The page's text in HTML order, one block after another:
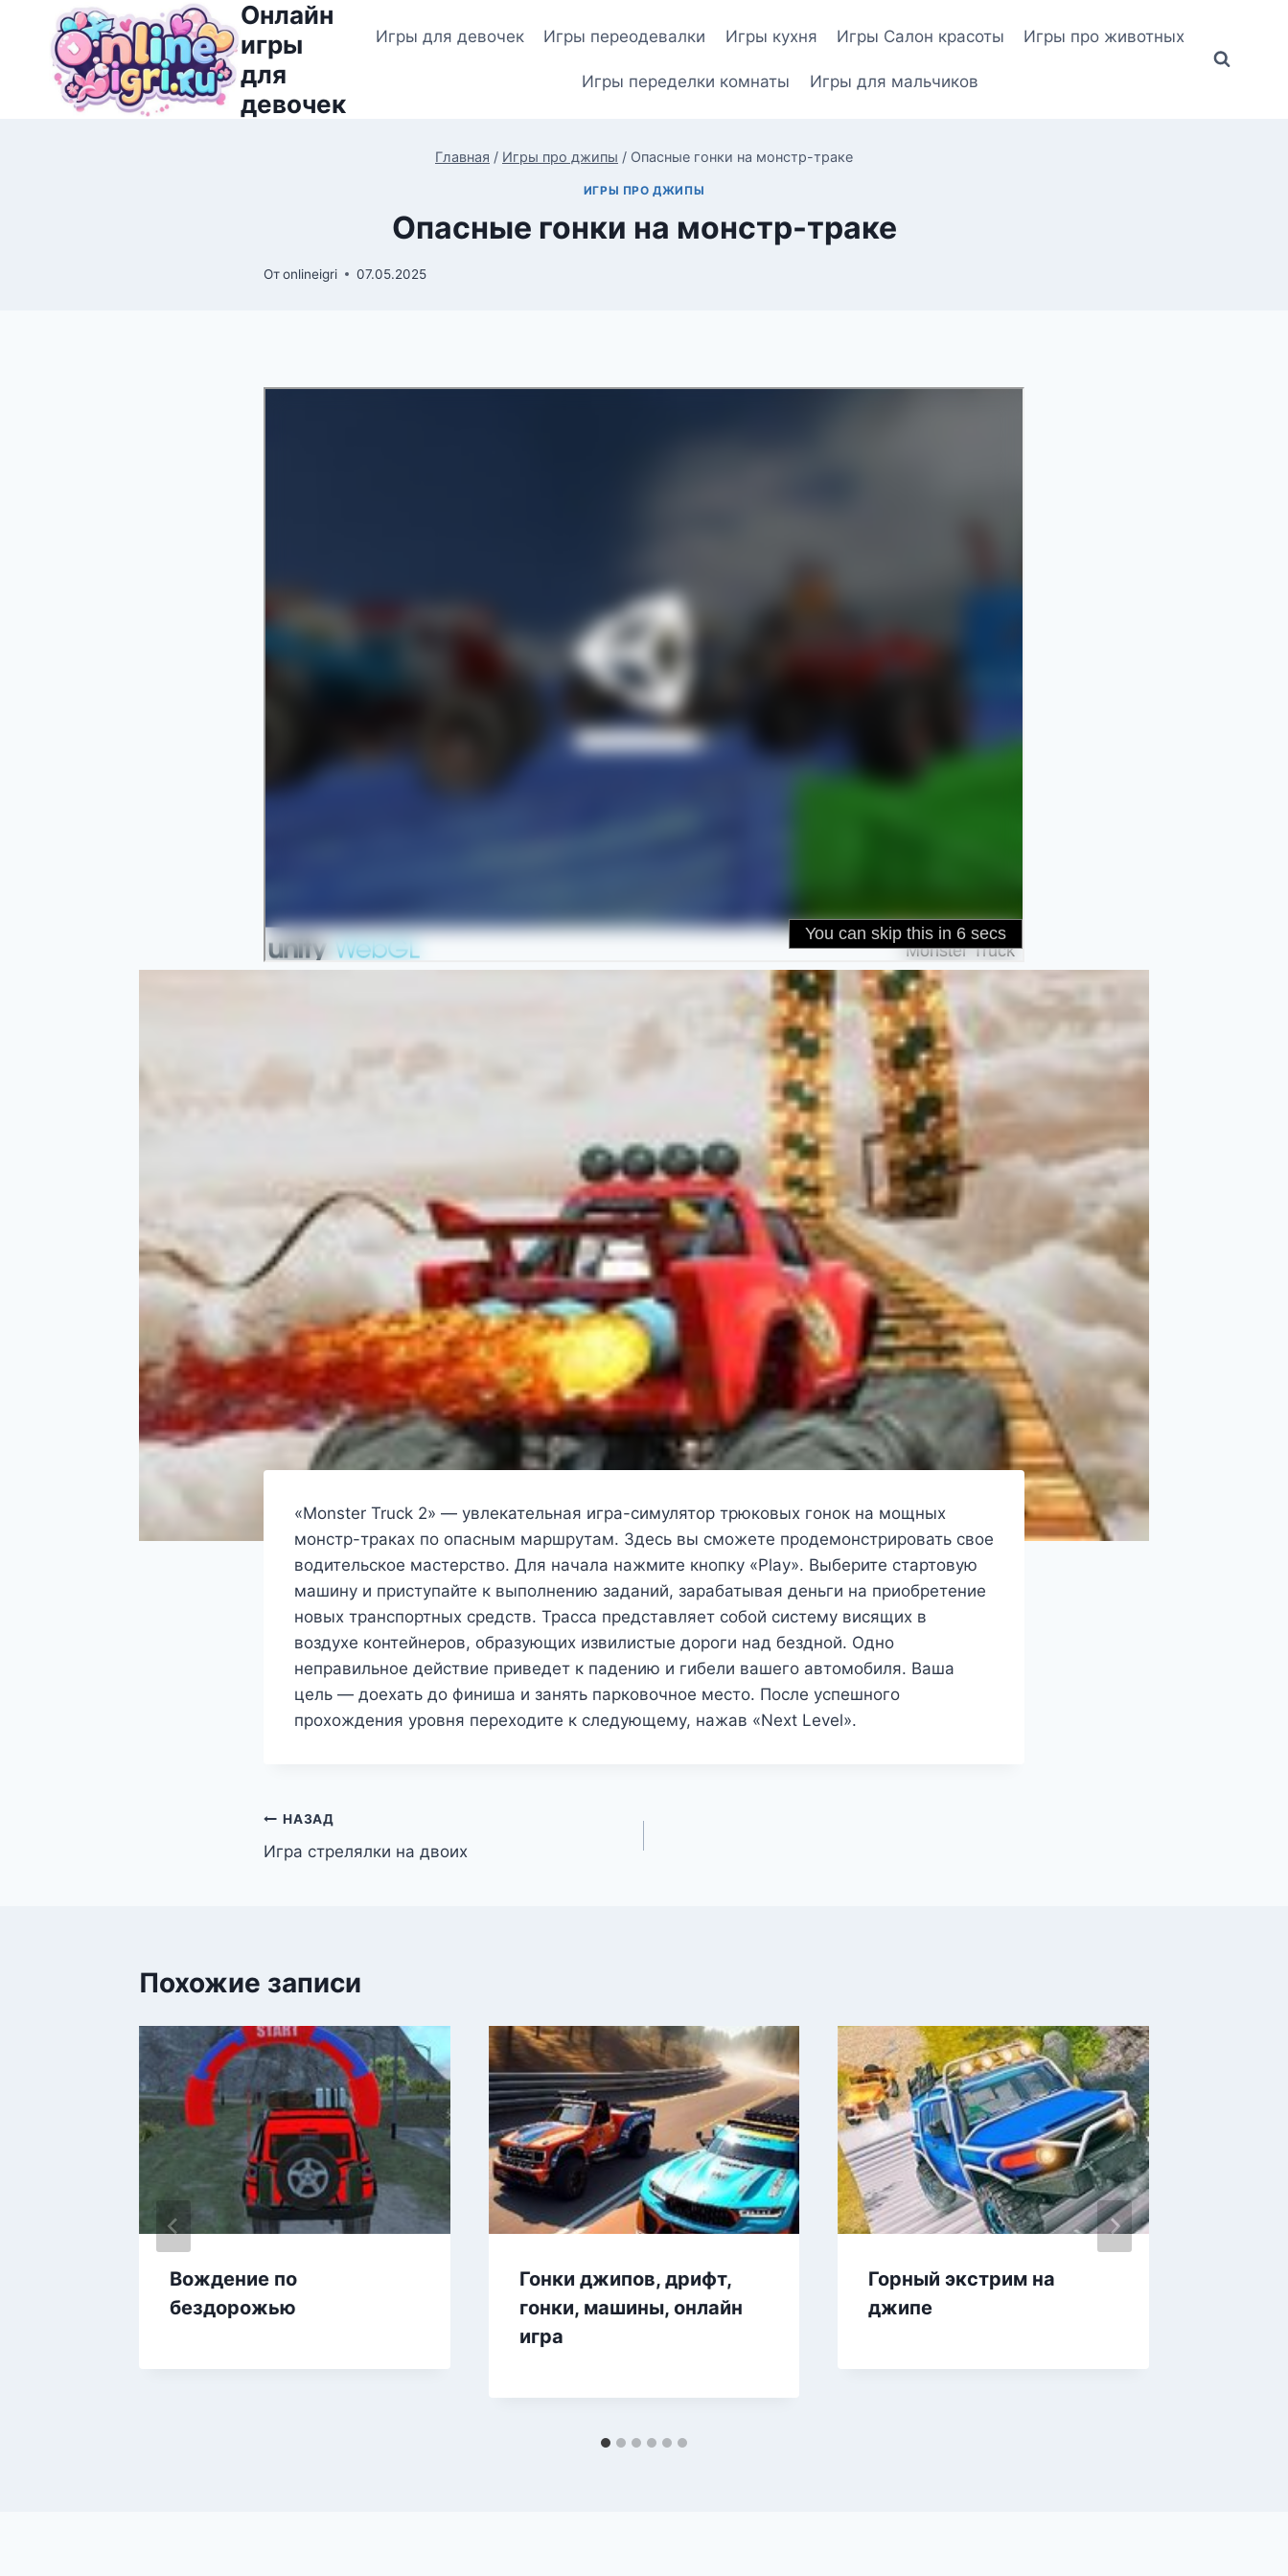
Перейти
содержимому
Онлайн
игры
для
девочек
Игры для девочек Игры переодевалки Игры кухня Игры Салон красоты Игры про животных
Игры переделки комнаты Игры для мальчиков
Главная / Игры про джипы / Опасные гонки на монстр-траке
ИГРЫ ПРО ДЖИПЫ
Опасные гонки на монстр-траке
Отonlineigri 07.05.2025
«Monster Truck 2» — увлекательная игра-симулятор трюковых гонок на мощных
монстр-траках по опасным маршрутам. Здесь вы сможете продемонстрировать свое
водительское мастерство. Для начала нажмите кнопку «Play». Выберите стартовую
машину и приступайте к выполнению заданий, зарабатывая деньги на приобретение
новых транспортных средств. Трасса представляет собой систему висящих в
воздухе контейнеров, образующих извилистые дороги над бездной. Одно
неправильное действие приведет к падению и гибели вашего автомобиля. Ваша
цель — доехать до финиша и занять парковочное место. После успешного
прохождения уровня переходите к следующему, нажав «Next Level».
Навигация
по
НАЗАД
Игра стрелялки на двоих
Похожие записи
Вождение по
бездорожью
Гонки джипов, дрифт,
гонки, машины, онлайн
игра
Горный экстрим на
джипе